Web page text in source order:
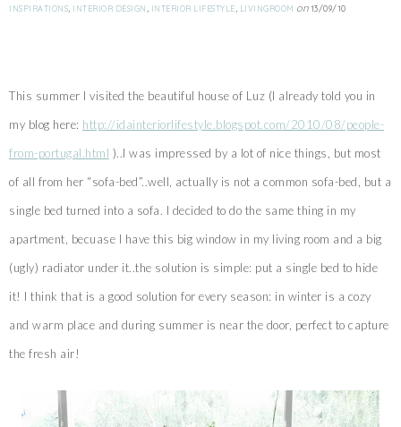
INSPIRATIONS, INTERIOR DESIGN , INTERIOR LIFESTYLE, LIVINGROOM on13/09/10
This summer I visited the beautiful house of Luz (I already told you in
my blog here: http://idainteriorlifestyle.blogspot.com/2010/08/people-
from-portugal.html )..I was impressed by a lot of nice things, but most
of all from her “sofa-bed”..well, actually is not a common sofa-bed, but a
single bed turned into a sofa. I decided to do the same thing in my
apartment, becuase I have this big window in my living room and a big
(ugly) radiator under it..the solution is simple: put a single bed to hide
it! I think that is a good solution for every season: in winter is a cozy
and warm place and during summer is near the door, perfect to capture
the fresh air!